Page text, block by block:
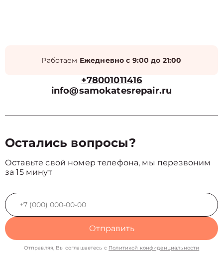
Работаем Ежедневно с 9:00 до 21:00
+78001011416
info@samokatesrepair.ru
Остались вопросы?
Оставьте свой номер телефона, мы перезвоним
за 15 минут
Отправить
Отправляя, Вы соглашаетесь с Политикой конфиденциальности